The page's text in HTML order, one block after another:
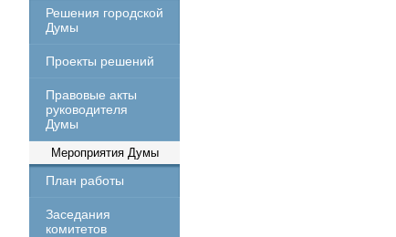
Решения городской
Думы
Проекты решений
Правовые акты
руководителя
Думы
Мероприятия Думы
План работы
Заседания
комитетов